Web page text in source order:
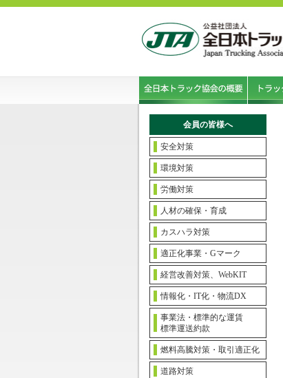
会員の皆様へ
安全対策
環境対策
労働対策
人材の確保・育成
カスハラ対策
適正化事業・Gマーク
経営改善対策、WebKIT
情報化・IT化・物流DX
事業法・標準的な運賃
標準運送約款
燃料高騰対策・取引適正化
道路対策